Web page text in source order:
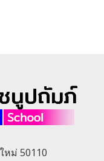
หม่ 50110